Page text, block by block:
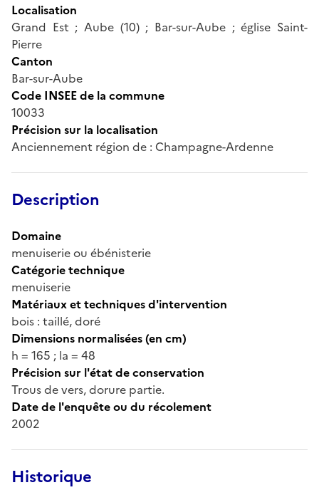
Localisation
Grand Est ; Aube (10) ; Bar-sur-Aube ; église Saint-
Pierre
Canton
Bar-sur-Aube
Code INSEE de la commune
10033
Précision sur la localisation
Anciennement région de : Champagne-Ardenne
Description
Domaine
menuiserie ou ébénisterie
Catégorie technique
menuiserie
Matériaux et techniques d'intervention
bois : taillé, doré
Dimensions normalisées (en cm)
h = 165 ; la = 48
Précision sur l'état de conservation
Trous de vers, dorure partie.
Date de l'enquête ou du récolement
2002
Historique